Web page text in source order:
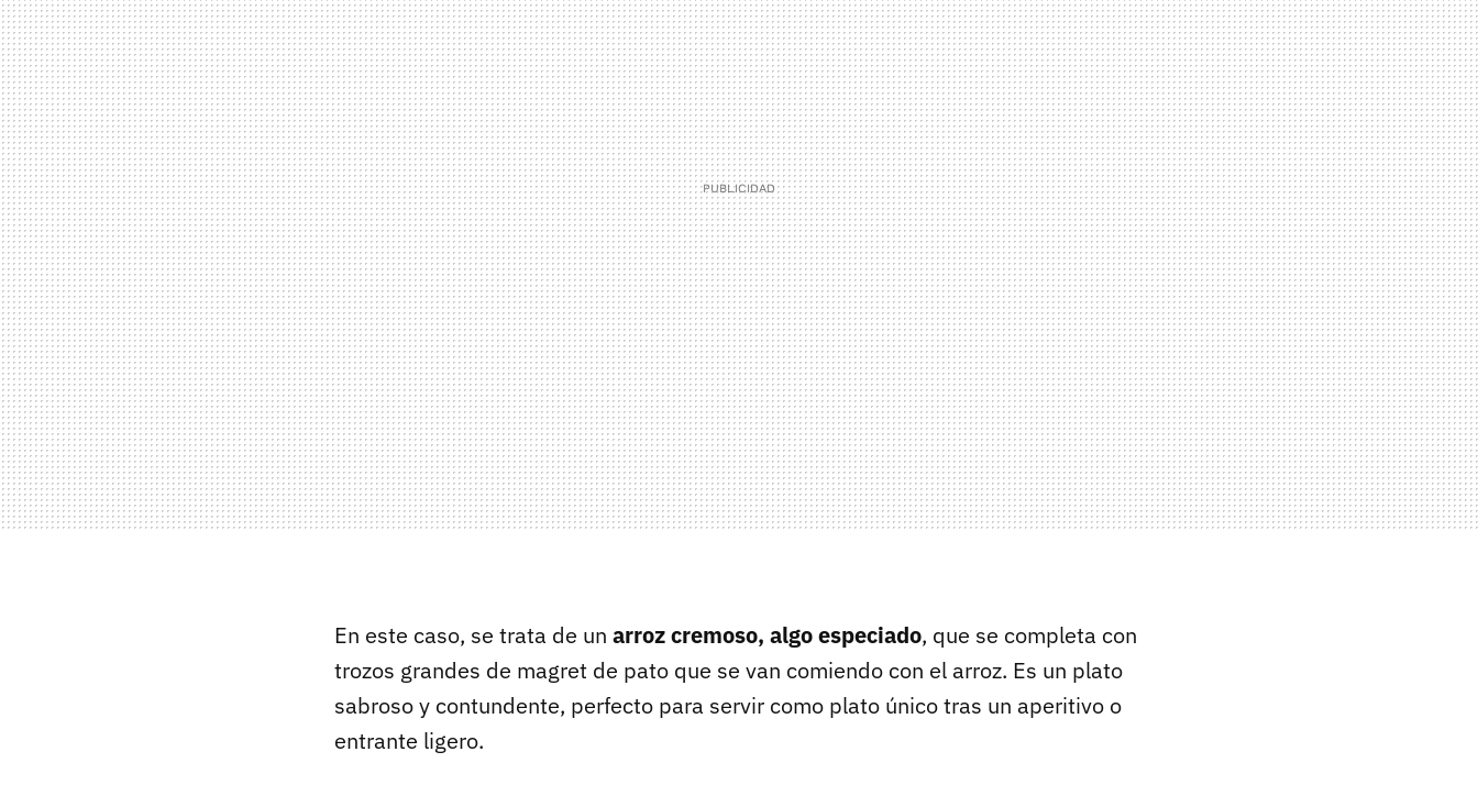
En este caso, se trata de un arroz cremoso, algo especiado, que se completa con
trozos grandes de magret de pato que se van comiendo con el arroz. Es un plato
sabroso y contundente, perfecto para servir como plato único tras un aperitivo o
entrante ligero.